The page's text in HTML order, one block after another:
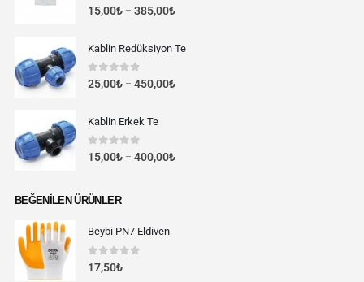
0 out of 5
15,00₺ – 385,00₺
Kablin Redüksiyon Te
0out of 5
25,00₺ – 450,00₺
Kablin Erkek Te
0 out of 5
15,00₺ – 400,00₺
BEĞENILEN ÜRÜNLER
Beybi PN7 Eldiven
0out of 5
17,50₺